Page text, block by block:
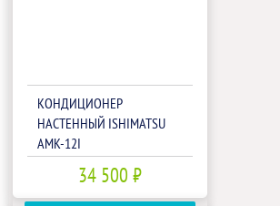
КОНДИЦИОНЕР
НАСТЕННЫЙ ISHIMATSU
AMK-12I
34 500 ₽